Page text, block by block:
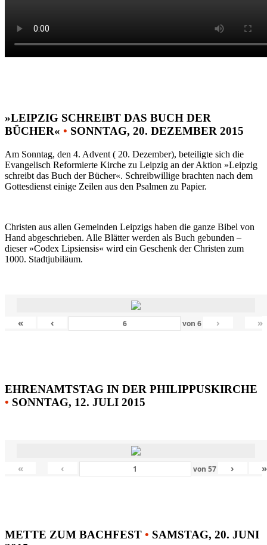
»LEIPZIG SCHREIBT DAS BUCH DER
BÜCHER« • SONNTAG, 20. DEZEMBER 2015
Am Sonntag, den 4. Advent ( 20. Dezember), beteiligte sich die
Evangelisch Reformierte Kirche zu Leipzig an der Aktion »Leipzig
schreibt das Buch der Bücher«. Schreibwillige brachten nach dem
Gottesdienst einige Zeilen aus den Psalmen zu Papier.
Christen aus allen Gemeinden Leipzigs haben die ganze Bibel von
Hand abgeschrieben. Alle Blätter werden als Buch gebunden –
dieser »Codex Lipsiensis« wird ein Geschenk der Christen zum
1000. Stadtjubiläum.
« ‹ von6 › »
EHRENAMTSTAG IN DER PHILIPPUSKIRCHE
• SONNTAG, 12. JULI 2015
« ‹ von 57 › »
METTE ZUM BACHFEST • SAMSTAG, 20. JUNI